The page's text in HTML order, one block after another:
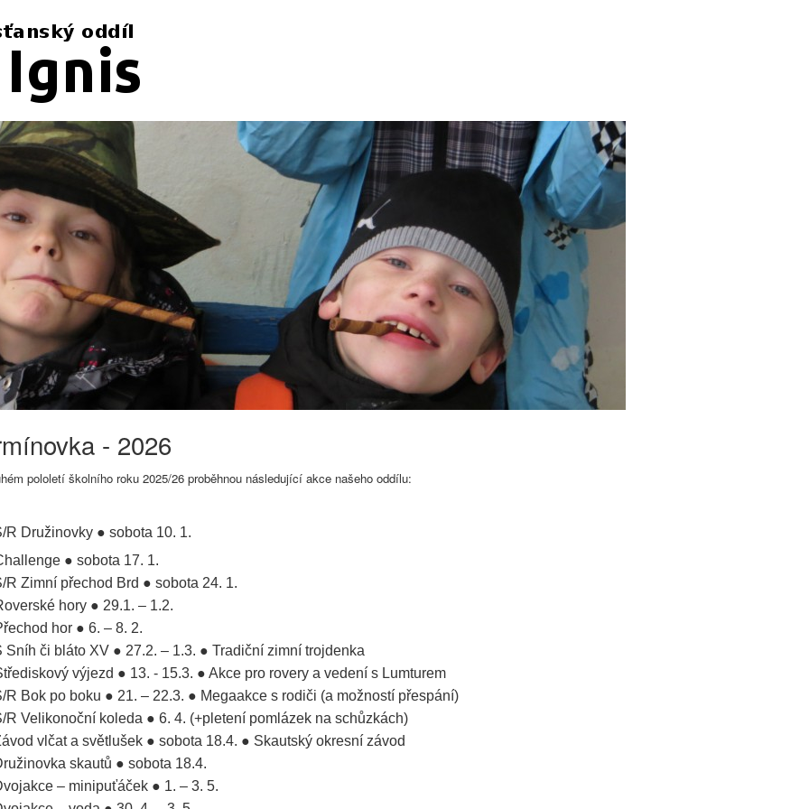
- 2026
pololetí školního roku 2025/26 proběhnou následující akce našeho oddílu:
R Družinovky ● sobota 10. 1.
● sobota 17. 1.
R Zimní přechod Brd ● sobota 24. 1.
hory ● 29.1. – 1.2.
hor ● 6. – 8. 2.
Sníh či bláto XV ● 27.2. – 1.3. ● Tradiční zimní trojdenka
výjezd ● 13. - 15.3. ● Akce pro rovery a vedení s Lumturem
R Bok po boku ● 21. – 22.3. ● Megaakce s rodiči (a možností přespání)
R Velikonoční koleda ● 6. 4. (+pletení pomlázek na schůzkách)
vlčat a světlušek ● sobota 18.4. ● Skautský okresní závod
skautů ● sobota 18.4.
– minipuťáček ● 1. – 3. 5.